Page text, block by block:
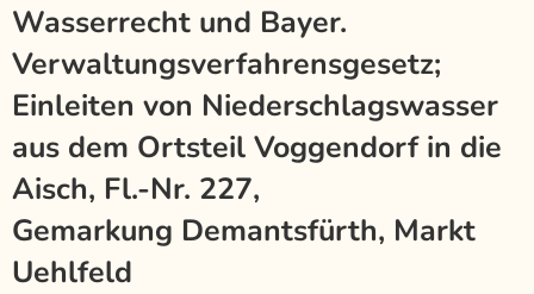
Wasserrecht und Bayer.
Verwaltungsverfahrensgesetz;
Einleiten von Niederschlagswasser
aus dem Ortsteil Voggendorf in die
Aisch, Fl.-Nr. 227,
Gemarkung Demantsfürth, Markt
Uehlfeld